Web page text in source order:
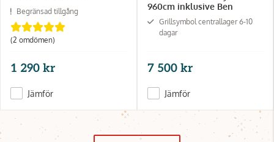
Begränsad tillgång
(2 omdömen)
1 290 kr
Jämför
960cm inklusive Ben
Grillsymbol centrallager 6-10
dagar
7 500 kr
Jämför